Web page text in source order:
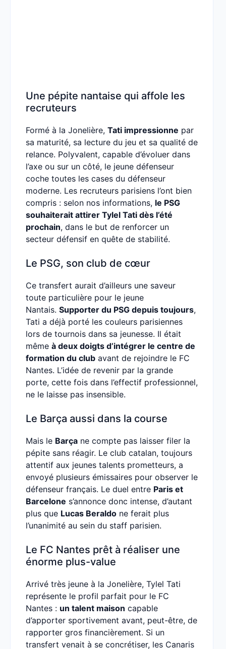
Une pépite nantaise qui affole les
recruteurs
Formé à la Jonelière, Tati impressionne par
sa maturité, sa lecture du jeu et sa qualité de
relance. Polyvalent, capable d’évoluer dans
l’axe ou sur un côté, le jeune défenseur
coche toutes les cases du défenseur
moderne. Les recruteurs parisiens l’ont bien
compris : selon nos informations, le PSG
souhaiterait attirer Tylel Tati dès l’été
prochain, dans le but de renforcer un
secteur défensif en quête de stabilité.
Le PSG, son club de cœur
Ce transfert aurait d’ailleurs une saveur
toute particulière pour le jeune
Nantais. Supporter du PSG depuis toujours,
Tati a déjà porté les couleurs parisiennes
lors de tournois dans sa jeunesse. Il était
même à deux doigts d’intégrer le centre de
formation du club avant de rejoindre le FC
Nantes. L’idée de revenir par la grande
porte, cette fois dans l’effectif professionnel,
ne le laisse pas insensible.
Le Barça aussi dans la course
Mais le Barça ne compte pas laisser filer la
pépite sans réagir. Le club catalan, toujours
attentif aux jeunes talents prometteurs, a
envoyé plusieurs émissaires pour observer le
défenseur français. Le duel entre Paris et
Barcelone s’annonce donc intense, d’autant
plus que Lucas Beraldo ne ferait plus
l’unanimité au sein du staff parisien.
Le FC Nantes prêt à réaliser une
énorme plus-value
Arrivé très jeune à la Jonelière, Tylel Tati
représente le profil parfait pour le FC
Nantes : un talent maison capable
d’apporter sportivement avant, peut-être, de
rapporter gros financièrement. Si un
transfert venait à se concrétiser, les Canaris